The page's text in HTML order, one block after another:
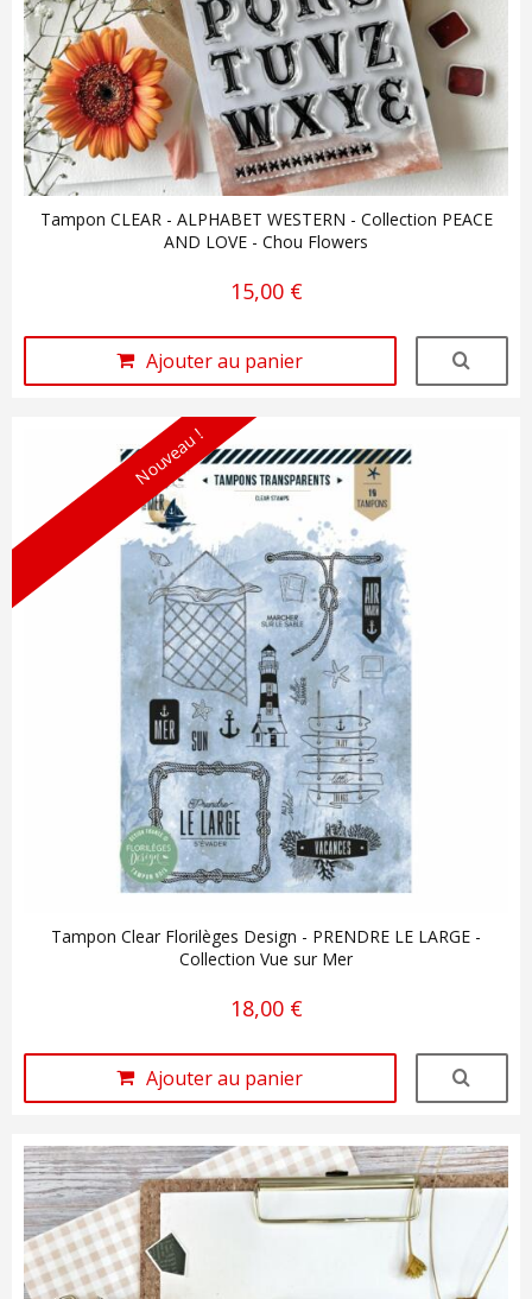
Tampon CLEAR - ALPHABET WESTERN - Collection PEACE
AND LOVE - Chou Flowers
15,00 €
Ajouter au panier
Nouveau !
Tampon Clear Florilèges Design - PRENDRE LE LARGE -
Collection Vue sur Mer
18,00 €
Ajouter au panier